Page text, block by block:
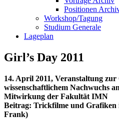
Positionen
Workshop/Tagung
Studium Generale
Lageplan
Girl’s Day 2011
14. April 2011, Veranstaltung
wissenschaftlichem Nachwuchs
Mitwirkung der Fakultät IMN
Beitrag: Trickfilme und
Frank)